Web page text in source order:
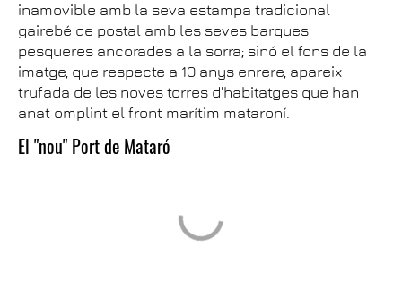
inamovible amb la seva estampa tradicional
gairebé de postal amb les seves barques
pesqueres ancorades a la sorra; sinó el fons de la
imatge, que respecte a 10 anys enrere, apareix
trufada de les noves torres d'habitatges que han
anat omplint el front marítim mataroní.
El "nou" Port de Mataró